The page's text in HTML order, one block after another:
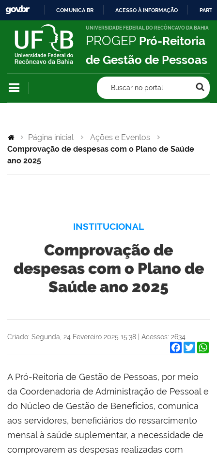
IR
PARA
CONTEÚDO
COMUNICA BR ACESSO À INFORMAÇÃO
UNIVERSIDADE FEDERAL DO RECÔNCAVO DA BAHIA
PROGEP Pró-Reitoria
de Gestão de Pessoas
Buscar no portal
Página inicial
Ações e Eventos
Comprovação de despesas com o Plano de Saúde
ano 2025
INSTITUCIONAL
Comprovação de
despesas com o Plano de
Saúde ano 2025
Criado: Segunda, 24 Fevereiro 2025 15:38 | Acessos: 2634
Facebook
Twitter
A Pró-Reitoria de Gestão de Pessoas, por meio
da Coordenadoria de Administração de Pessoal e
do Núcleo de Gestão de Benefícios, comunica
aos servidores, beneficiários do ressarcimento
mensal à saúde suplementar, a necessidade de
comprovarem as despesas realizadas com